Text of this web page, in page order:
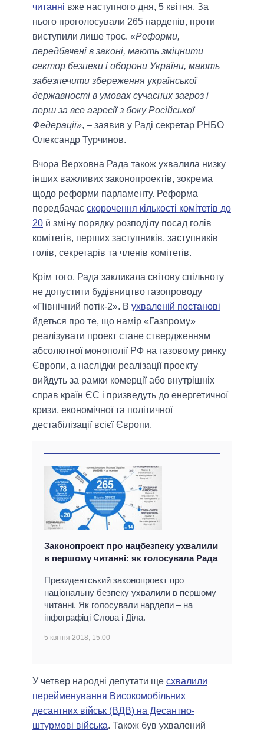
читанні вже наступного дня, 5 квітня. За
нього проголосували 265 нардепів, проти
виступили лише троє. «Реформи,
передбачені в законі, мають зміцнити
сектор безпеки і оборони України, мають
забезпечити збереження української
державності в умовах сучасних загроз і
перш за все агресії з боку Російської
Федерації», – заявив у Раді секретар РНБО
Олександр Турчинов.
Вчора Верховна Рада також ухвалила низку
інших важливих законопроектів, зокрема
щодо реформи парламенту. Реформа
передбачає скорочення кількості комітетів до
20 й зміну порядку розподілу посад голів
комітетів, перших заступників, заступників
голів, секретарів та членів комітетів.
Крім того, Рада закликала світову спільноту
не допустити будівництво газопроводу
«Північний потік-2». В ухваленій постанові
йдеться про те, що намір «Газпрому»
реалізувати проект стане ствердженням
абсолютної монополії РФ на газовому ринку
Європи, а наслідки реалізації проекту
вийдуть за рамки комерції або внутрішніх
справ країн ЄС і призведуть до енергетичної
кризи, економічної та політичної
дестабілізації всієї Європи.
Законопроект про нацбезпеку ухвалили
в першому читанні: як голосувала Рада
Президентський законопроект про
національну безпеку ухвалили в першому
читанні. Як голосували нардепи – на
інфографіці Слова і Діла.
5 квітня 2018, 15:00
У четвер народні депутати ще схвалили
перейменування Високомобільних
десантних військ (ВДВ) на Десантно-
штурмові війська. Також був ухвалений